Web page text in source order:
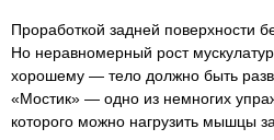
Проработкой задней поверхности
Но неравномерный рост
хорошему — тело должно быть
«Мостик» — одно из немногих
которого можно нагрузить мышцы